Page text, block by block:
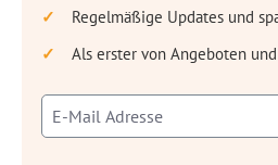
Regelmäßige Updates und
Als erster von Angeboten